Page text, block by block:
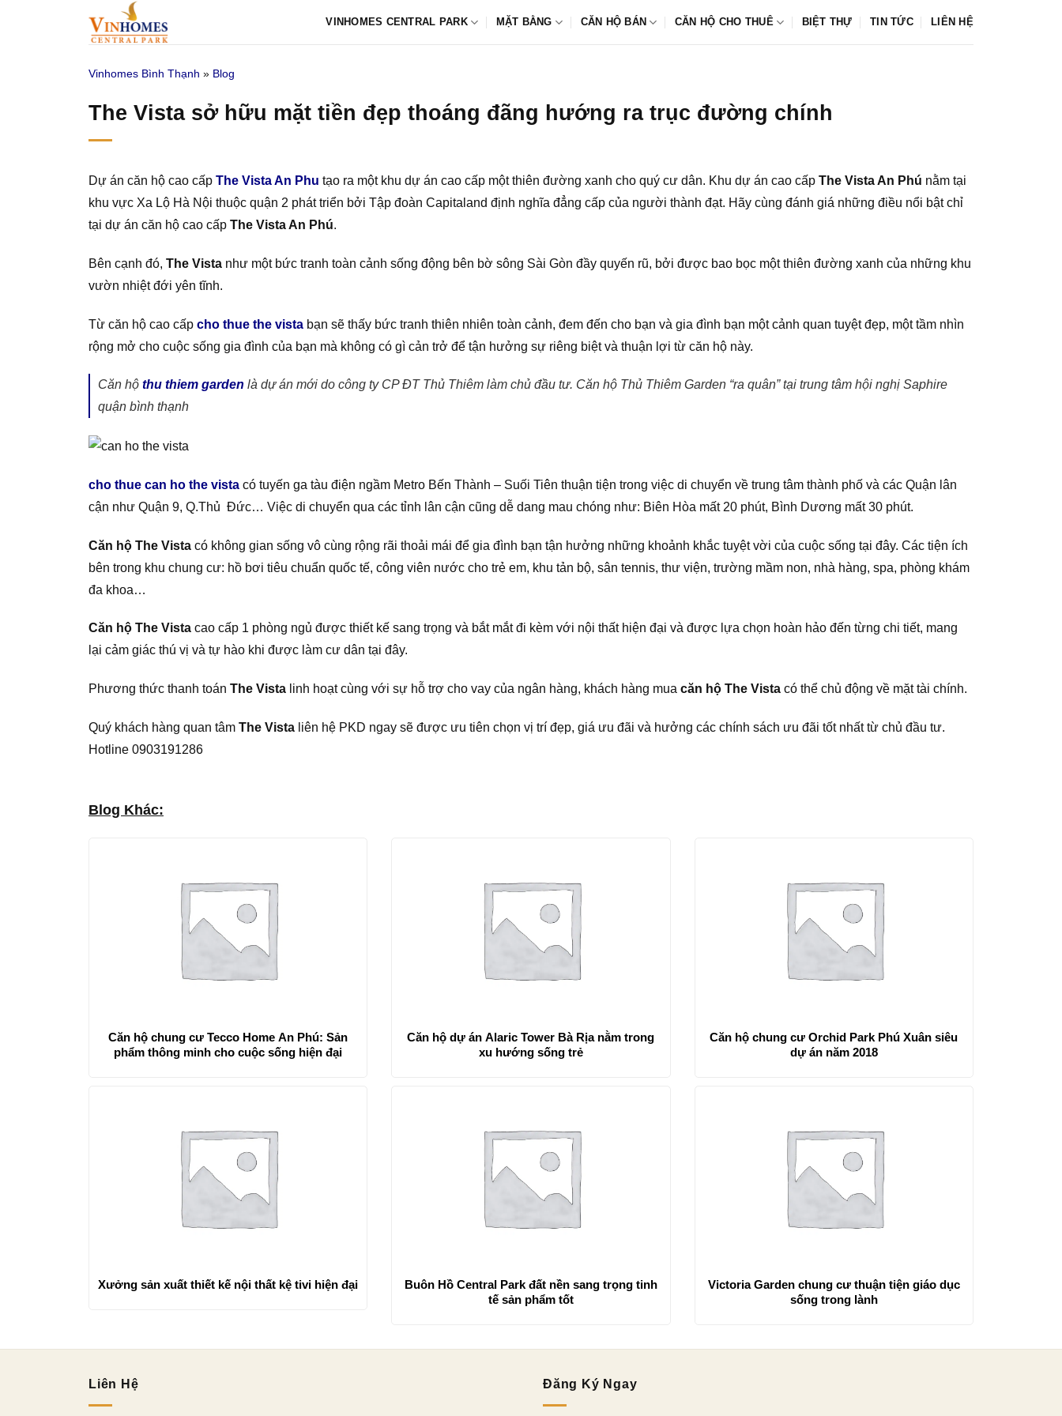
VINHOMES CENTRAL PARK MẶT BẰNG CĂN HỘ BÁN CĂN HỘ CHO THUÊ BIỆT THỰ TIN TỨC LIÊN HỆ
Vinhomes Bình Thạnh » Blog
The Vista sở hữu mặt tiền đẹp thoáng đãng hướng ra trục đường chính
Dự án căn hộ cao cấp The Vista An Phu tạo ra một khu dự án cao cấp một thiên đường xanh cho quý cư dân. Khu dự án cao cấp The Vista An Phú nằm tại
khu vực Xa Lộ Hà Nội thuộc quận 2 phát triển bởi Tập đoàn Capitaland định nghĩa đẳng cấp của người thành đạt. Hãy cùng đánh giá những điều nổi bật chỉ
tại dự án căn hộ cao cấp The Vista An Phú.
Bên cạnh đó, The Vista như một bức tranh toàn cảnh sống động bên bờ sông Sài Gòn đầy quyến rũ, bởi được bao bọc một thiên đường xanh của những khu
vườn nhiệt đới yên tĩnh.
Từ căn hộ cao cấp cho thue the vista bạn sẽ thấy bức tranh thiên nhiên toàn cảnh, đem đến cho bạn và gia đình bạn một cảnh quan tuyệt đẹp, một tầm nhìn
rộng mở cho cuộc sống gia đình của bạn mà không có gì cản trở để tận hưởng sự riêng biệt và thuận lợi từ căn hộ này.
Căn hộ thu thiem garden là dự án mới do công ty CP ĐT Thủ Thiêm làm chủ đầu tư. Căn hộ Thủ Thiêm Garden “ra quân” tại trung tâm hội nghị Saphire
quận bình thạnh
cho thue can ho the vista có tuyến ga tàu điện ngầm Metro Bến Thành – Suối Tiên thuận tiện trong việc di chuyển về trung tâm thành phố và các Quận lân
cận như Quận 9, Q.Thủ Đức… Việc di chuyển qua các tỉnh lân cận cũng dễ dang mau chóng như: Biên Hòa mất 20 phút, Bình Dương mất 30 phút.
Căn hộ The Vista có không gian sống vô cùng rộng rãi thoải mái để gia đình bạn tận hưởng những khoảnh khắc tuyệt vời của cuộc sống tại đây. Các tiện ích
bên trong khu chung cư: hồ bơi tiêu chuẩn quốc tế, công viên nước cho trẻ em, khu tản bộ, sân tennis, thư viện, trường mầm non, nhà hàng, spa, phòng khám
đa khoa…
Căn hộ The Vista cao cấp 1 phòng ngủ được thiết kế sang trọng và bắt mắt đi kèm với nội thất hiện đại và được lựa chọn hoàn hảo đến từng chi tiết, mang
lại cảm giác thú vị và tự hào khi được làm cư dân tại đây.
Phương thức thanh toán The Vista linh hoạt cùng với sự hỗ trợ cho vay của ngân hàng, khách hàng mua căn hộ The Vista có thể chủ động về mặt tài chính.
Quý khách hàng quan tâm The Vista liên hệ PKD ngay sẽ được ưu tiên chọn vị trí đẹp, giá ưu đãi và hưởng các chính sách ưu đãi tốt nhất từ chủ đầu tư.
Hotline 0903191286
Blog Khác:
Căn hộ chung cư Tecco Home An Phú: Sản
phẩm thông minh cho cuộc sống hiện đại
Căn hộ dự án Alaric Tower Bà Rịa nằm trong
xu hướng sống trẻ
Căn hộ chung cư Orchid Park Phú Xuân siêu
dự án năm 2018
Xưởng sản xuất thiết kế nội thất kệ tivi hiện đại
Buôn Hồ Central Park đất nền sang trọng tinh
tế sản phẩm tốt
Victoria Garden chung cư thuận tiện giáo dục
sống trong lành
Liên Hệ Đăng Ký Ngay